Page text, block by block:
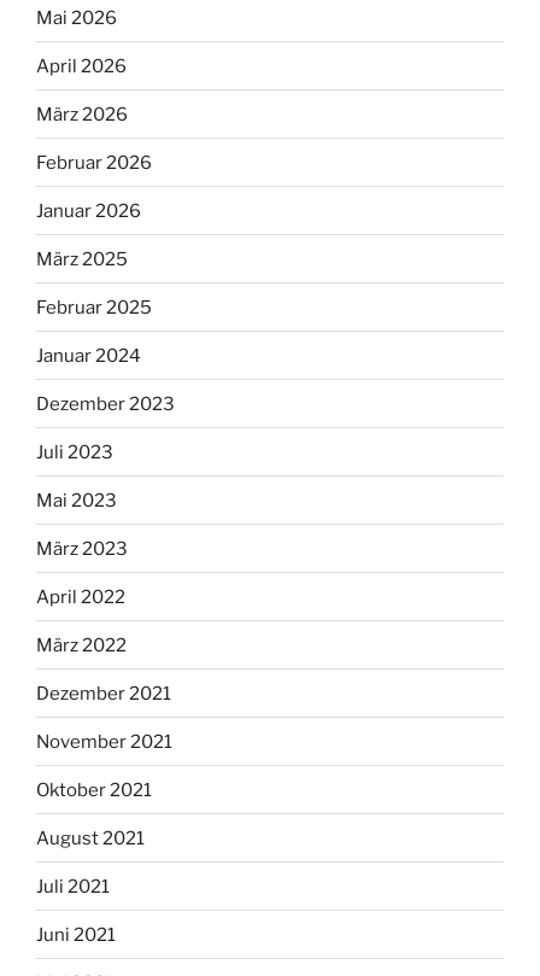
Mai 2026
April 2026
März 2026
Februar 2026
Januar 2026
März 2025
Februar 2025
Januar 2024
Dezember 2023
Juli 2023
Mai 2023
März 2023
April 2022
März 2022
Dezember 2021
November 2021
Oktober 2021
August 2021
Juli 2021
Juni 2021